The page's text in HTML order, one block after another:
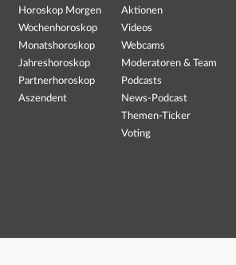
Horoskop Morgen
Wochenhoroskop
Monatshoroskop
Jahreshoroskop
Partnerhoroskop
Aszendent
Aktionen
Videos
Webcams
Moderatoren & Team
Podcasts
News-Podcast
Themen-Ticker
Voting